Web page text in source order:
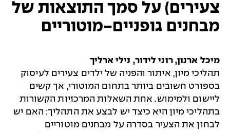
צעירים) על סמך התוצאות של
מבחנים גופניים-מוטוריים
מיכל ארנון, רוני לידור, נילי ארליך
תהליכי מיון, איתור והפניה של ילדים צעירים לעיסוק
בספורט חשובים ביותר בתחום המוטורי, אך קשים
ליישום ולמימוש. אחת השאלות המרכזיות הקשורות
בתהליכי מיון היא כיצד יש לבצע את התהליך: האם יש
לבחון את הצעיר בסדרה על מבחנים מוטוריים